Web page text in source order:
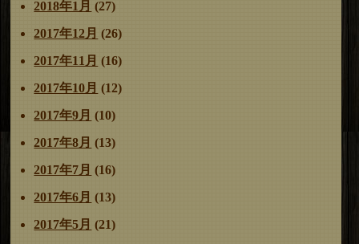
2018年1月 (27)
2017年12月 (26)
2017年11月 (16)
2017年10月 (12)
2017年9月 (10)
2017年8月 (13)
2017年7月 (16)
2017年6月 (13)
2017年5月 (21)